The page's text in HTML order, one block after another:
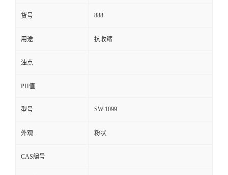
货号 888
用途 抗收缩
浊点
PH值
型号 SW-1099
外观 粉状
CAS编号